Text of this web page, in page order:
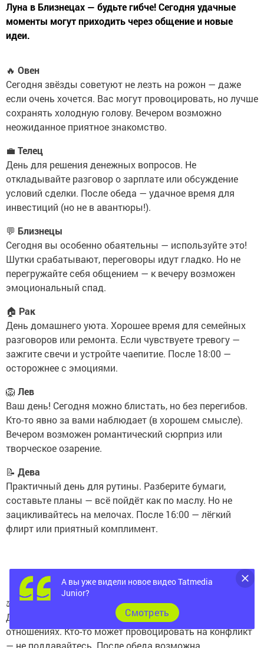
Луна в Близнецах — будьте гибче! Сегодня удачные
моменты могут приходить через общение и новые
идеи.
🔥 Овен
Сегодня звёзды советуют не лезть на рожон — даже
если очень хочется. Вас могут провоцировать, но лучше
сохранять холодную голову. Вечером возможно
неожиданное приятное знакомство.
💼 Телец
День для решения денежных вопросов. Не
откладывайте разговор о зарплате или обсуждение
условий сделки. После обеда — удачное время для
инвестиций (но не в авантюры!).
💬 Близнецы
Сегодня вы особенно обаятельны — используйте это!
Шутки срабатывают, переговоры идут гладко. Но не
перегружайте себя общением — к вечеру возможен
эмоциональный спад.
🏠 Рак
День домашнего уюта. Хорошее время для семейных
разговоров или ремонта. Если чувствуете тревогу —
зажгите свечи и устройте чаепитие. После 18:00 —
осторожнее с эмоциями.
🦁 Лев
Ваш день! Сегодня можно блистать, но без перегибов.
Кто-то явно за вами наблюдает (в хорошем смысле).
Вечером возможен романтический сюрприз или
творческое озарение.
📝 Дева
Практичный день для рутины. Разберите бумаги,
составьте планы — всё пойдёт как по маслу. Но не
зацикливайтесь на мелочах. После 16:00 — лёгкий
флирт или приятный комплимент.
⚖
Весы
День баланса: не перегибайте ни в работе, ни в
отношениях. Кто-то может провоцировать на конфликт
А вы уже видели новое видео Tatmedia
Junior?
Cмотреть